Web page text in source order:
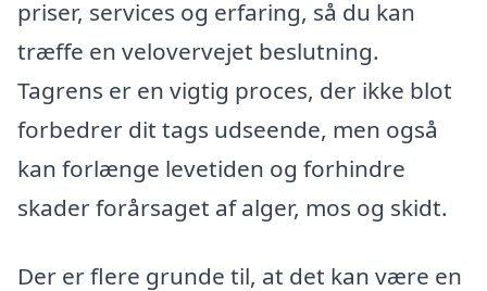
priser, services og erfaring, så du kan
træffe en velovervejet beslutning.
Tagrens er en vigtig proces, der ikke blot
forbedrer dit tags udseende, men også
kan forlænge levetiden og forhindre
skader forårsaget af alger, mos og skidt.
Der er flere grunde til, at det kan være en